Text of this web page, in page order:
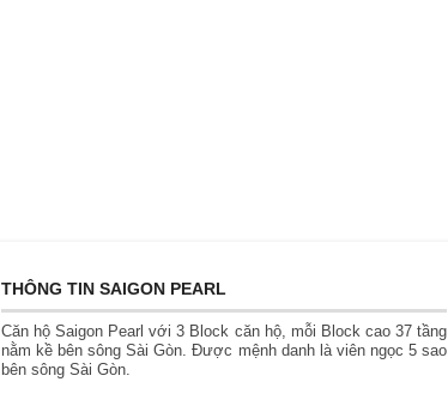
THÔNG TIN SAIGON PEARL
Căn hộ Saigon Pearl với 3 Block căn hộ, mỗi Block cao 37 tầng
nằm kề bên sông Sài Gòn. Được mệnh danh là viên ngọc 5 sao
bên sông Sài Gòn.